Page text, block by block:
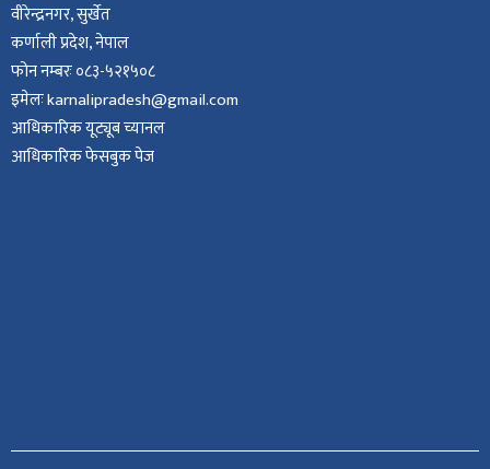
वीरेन्द्रनगर, सुर्खेत
कर्णाली प्रदेश, नेपाल
फोन नम्बरः ०८३-५२१५०८
इमेलः karnalipradesh@gmail.com
आधिकारिक यूट्यूब च्यानल
आधिकारिक फेसबुक पेज